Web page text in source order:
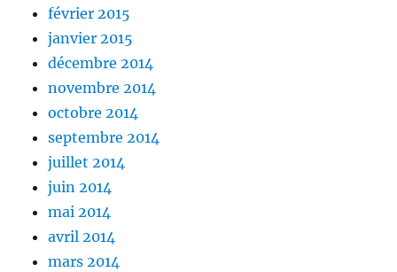
février 2015
janvier 2015
décembre 2014
novembre 2014
octobre 2014
septembre 2014
juillet 2014
juin 2014
mai 2014
avril 2014
mars 2014